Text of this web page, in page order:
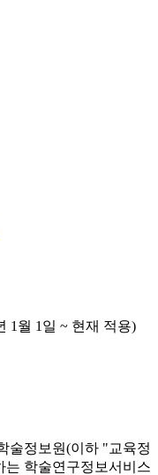
1월 1일 ~ 현재 적용)
술정보원(이하 "교육정
는 학술연구정보서비스